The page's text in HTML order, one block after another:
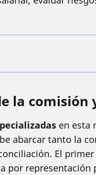
la comisión
en esta
abarcar tanto la
El
por representación